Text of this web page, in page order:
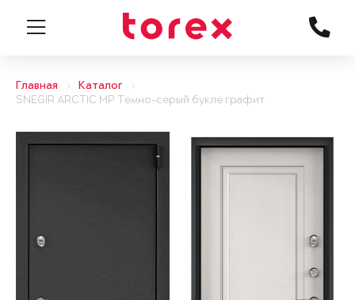
Главная
Каталог
SNEGIR ARCTIC MP Темно-серый букле графит